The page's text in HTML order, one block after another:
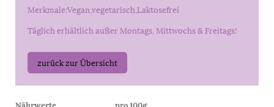
Merkmale:Vegan,vegetarisch,Laktosefrei
Täglich erhältlich außer Montags, Mittwochs & Freitags!
zurück zur Übersicht
Nährwerte pro 100g